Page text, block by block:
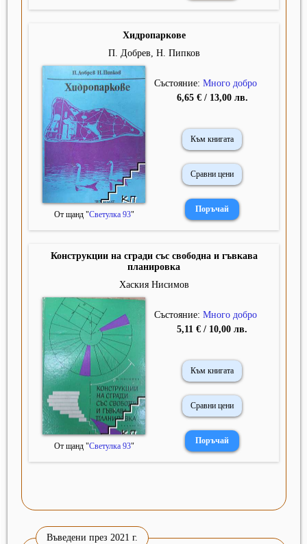
Хидропаркове
П. Добрев, Н. Пипков
От щанд "Светулка 93"
Състояние: Много добро
6,65 € / 13,00 лв.
Към книгата
Сравни цени
Конструкции на сгради със свободна и гъвкава
планировка
Хаския Нисимов
От щанд "Светулка 93"
Състояние: Много добро
5,11 € / 10,00 лв.
Към книгата
Сравни цени
Въведени през 2021 г.